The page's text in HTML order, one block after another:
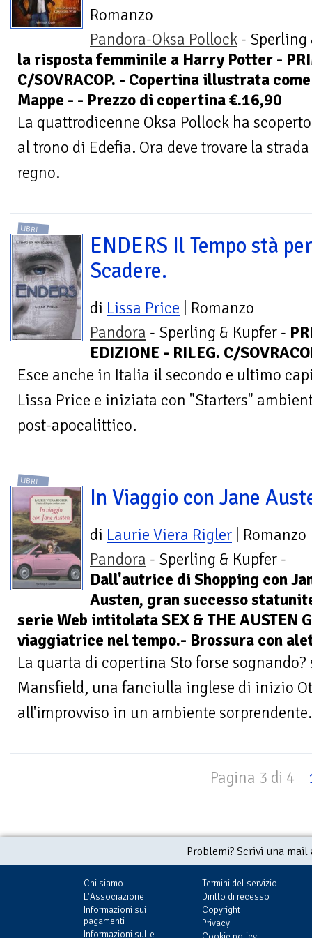
Romanzo
Pandora-Oksa Pollock -
la risposta femminile a Harry Potter -
C/SOVRACOP. - Copertina illustrata
Mappe - - Prezzo di copertina €.16,90
La quattrodicenne Oksa Pollock ha
al trono di Edefia. Ora deve trovare la
regno.
LIBRI
ENDERS Il Tempo stà per
Scadere.
di Lissa Price | Romanzo
Pandora - Sperling & Kupfer -
EDIZIONE - RILEG. C/
Esce anche in Italia il secondo e ultimo
Lissa Price e iniziata con "Starters"
post-apocalittico.
LIBRI
In Viaggio con Jane
di Laurie Viera Rigler | Romanzo
Pandora - Sperling & Kupfer -
Dall'autrice di Shopping con
Austen, gran successo
serie Web intitolata SEX & THE AUSTEN
viaggiatrice nel tempo.- Brossura con
La quarta di copertina Sto forse
Mansfield, una fanciulla inglese di inizio
all'improvviso in un ambiente
Pagina 3 di 4
Problemi? Scrivi una
Chi siamo
L'Associazione
Informazioni sui
pagamenti
Informazioni sulle
Termini del servizio
Diritto di recesso
Copyright
Privacy